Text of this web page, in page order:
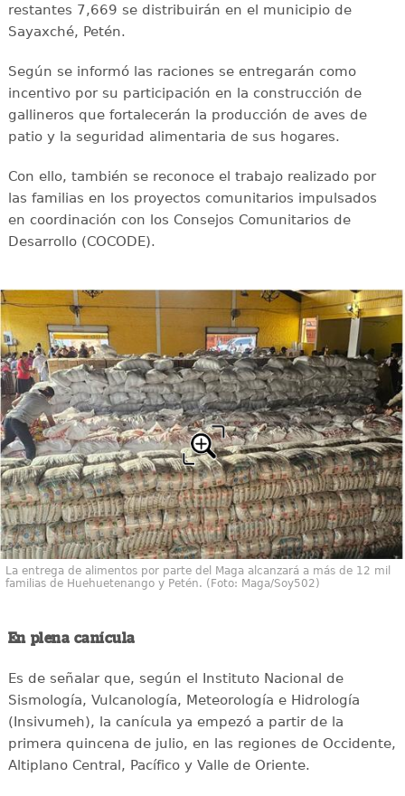
restantes 7,669 se distribuirán en el municipio de
Sayaxché, Petén.
Según se informó las raciones se entregarán como
incentivo por su participación en la construcción de
gallineros que fortalecerán la producción de aves de
patio y la seguridad alimentaria de sus hogares.
Con ello, también se reconoce el trabajo realizado por
las familias en los proyectos comunitarios impulsados
en coordinación con los Consejos Comunitarios de
Desarrollo (COCODE).
La entrega de alimentos por parte del Maga alcanzará a más de 12 mil
familias de Huehuetenango y Petén. (Foto: Maga/Soy502)
En plena canícula
Es de señalar que, según el Instituto Nacional de
Sismología, Vulcanología, Meteorología e Hidrología
(Insivumeh), la canícula ya empezó a partir de la
primera quincena de julio, en las regiones de Occidente,
Altiplano Central, Pacífico y Valle de Oriente.